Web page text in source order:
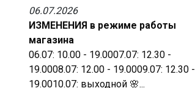
06.07.2026
ИЗМЕНЕНИЯ в режиме работы
магазина
06.07: 10.00 - 19.0007.07: 12.30 -
19.0008.07: 12.00 - 19.0009.07: 12.30 -
19.0010.07: выходной 🌸...